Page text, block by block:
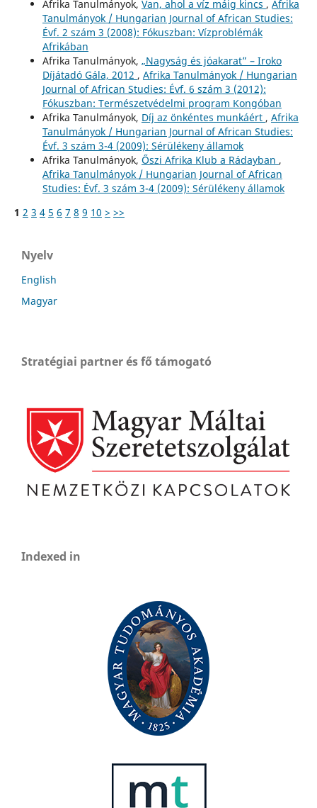
Afrika Tanulmányok, Van, ahol a víz máig kincs , Afrika
Tanulmányok / Hungarian Journal of African Studies:
Évf. 2 szám 3 (2008): Fókuszban: Vízproblémák
Afrikában
Afrika Tanulmányok, „Nagyság és jóakarat” – Iroko
Díjátadó Gála, 2012 , Afrika Tanulmányok / Hungarian
Journal of African Studies: Évf. 6 szám 3 (2012):
Fókuszban: Természetvédelmi program Kongóban
Afrika Tanulmányok, Díj az önkéntes munkáért , Afrika
Tanulmányok / Hungarian Journal of African Studies:
Évf. 3 szám 3-4 (2009): Sérülékeny államok
Afrika Tanulmányok, Őszi Afrika Klub a Rádayban ,
Afrika Tanulmányok / Hungarian Journal of African
Studies: Évf. 3 szám 3-4 (2009): Sérülékeny államok
1 2 3 4 5 6 7 8 9 10 > >>
Nyelv
English
Magyar
Stratégiai partner és fő támogató
Indexed in